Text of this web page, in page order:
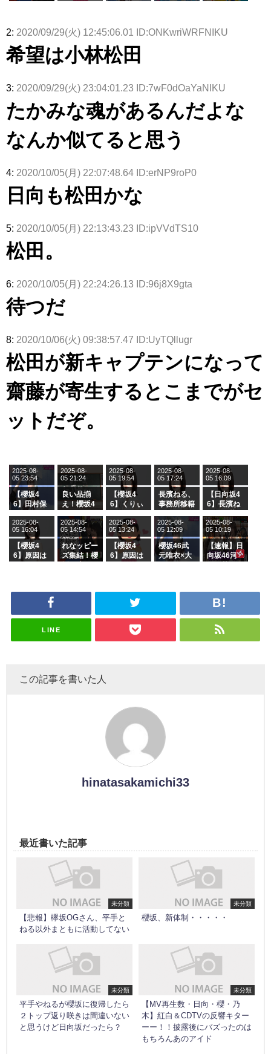
ズ絶賛販売
タラ】
属している
がこちら
「ラヴィッ
ト！」水曜
スタジオ出
演決定
ざわつかせ
る...
さんに恐怖
ナンタラ】
て...【ラヴ
リー若林さ
2: 2020/09/29(火) 12:45:06.01 ID:ONKwriWRFNIKU
希望は小林松田
3: 2020/09/29(火) 23:04:01.23 ID:7wF0dOaYaNIKU
たかみな魂があるんだよな
なんか似てると思う
4: 2020/10/05(月) 22:07:48.64 ID:erNP9roP0
日向も松田かな
5: 2020/10/05(月) 22:13:43.23 ID:ipVVdTS10
松田。
6: 2020/10/05(月) 22:24:26.13 ID:96j8X9gta
待つだ
8: 2020/10/06(火) 09:38:57.47 ID:UyTQllugr
松田が新キャプテンになって
齋藤が寄生するとこまでがセ
ットだぞ。
【櫻坂4
6】田村保
ージを脱い
でいた理由
2025-08-
05 23:54
良い品揃
え！櫻坂4
グル『Mak
e or Brea
k』オフィ
シャルグッ
ズ絶賛販売
2025-08-
05 21:24
【櫻坂4
6】くりぃ
の2人を手
玉に取る大
沼晶保【く
りぃむナン
タラ】
2025-08-
05 19:54
長濱ねる、
事務所移籍
属を発表
2025-08-
05 17:24
【日向坂4
6】長濱ね
ら移籍しフ
ラーム所属
に。これで
事務所に所
属している
がこちら
2025-08-
05 16:09
【櫻坂4
6】原因は
ざわつかせ
2025-08-
05 16:04
れなッピー
ズ集結！櫻
「ラヴィッ
スタジオ出
2025-08-
05 14:54
【櫻坂4
6】原因は
ざわつかせ
2025-08-
05 13:24
櫻坂46武
元唯衣×大
さんに恐怖
ナンタラ】
2025-08-
05 12:09
【速報】日
向坂46河
2025-08-
05 10:19
LINE
この記事を書いた人
hinatasakamichi33
最近書いた記事
未分類
【悲報】欅坂OGさん、平手と
ねる以外まともに活動してない
未分類
櫻坂、新体制・・・・・
未分類
平手やねるが櫻坂に復帰したら
２トップ返り咲きは間違いない
と思うけど日向坂だったら？
未分類
【MV再生数・日向・櫻・乃
木】紅白＆CDTVの反響キター
ーー！！披露後にバズったのは
もちろんあのアイド